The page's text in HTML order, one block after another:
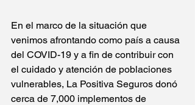
En el marco de la situación que
venimos afrontando como país a causa
del COVID-19 y a fin de contribuir con
el cuidado y atención de poblaciones
vulnerables, La Positiva Seguros donó
cerca de 7,000 implementos de